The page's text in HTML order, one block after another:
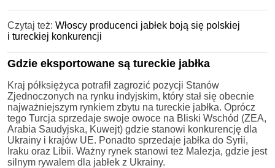
Czytaj też: Włoscy producenci jabłek boją się polskiej
i tureckiej konkurencji
Gdzie eksportowane są tureckie jabłka
Kraj półksiężyca potrafił zagrozić pozycji Stanów
Zjednoczonych na rynku indyjskim, który stał się obecnie
najważniejszym rynkiem zbytu na tureckie jabłka. Oprócz
tego Turcja sprzedaje swoje owoce na Bliski Wschód (ZEA,
Arabia Saudyjska, Kuwejt) gdzie stanowi konkurencję dla
Ukrainy i krajów UE. Ponadto sprzedaje jabłka do Syrii,
Iraku oraz Libii. Ważny rynek stanowi też Malezja, gdzie jest
silnym rywalem dla jabłek z Ukrainy.